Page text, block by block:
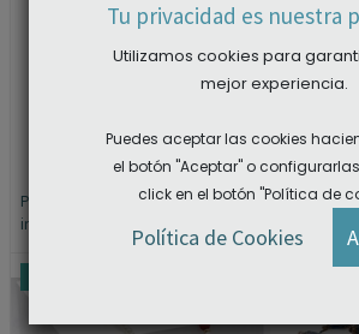
Pack (6) cordón gafas elástico
infantil
Cadena
Tu privacidad es nuestra
Utilizamos cookies para
mejor experiencia.
Puedes aceptar las cookies
el botón "Aceptar" o
click en el botón "Política de
Política de Cookies